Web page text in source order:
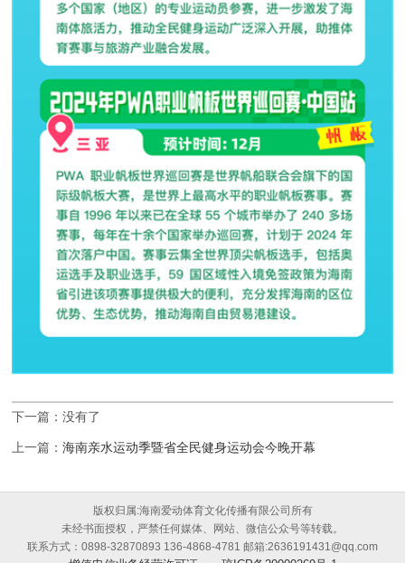
下一篇：没有了
上一篇：海南亲水运动季暨省全民健身运动会今晚开幕
版权归属:海南爱动体育文化传播有限公司所有
未经书面授权，严禁任何媒体、网站、微信公众号等转载。
联系方式：0898-32870893 136-4868-4781 邮箱:2636191431@qq.com